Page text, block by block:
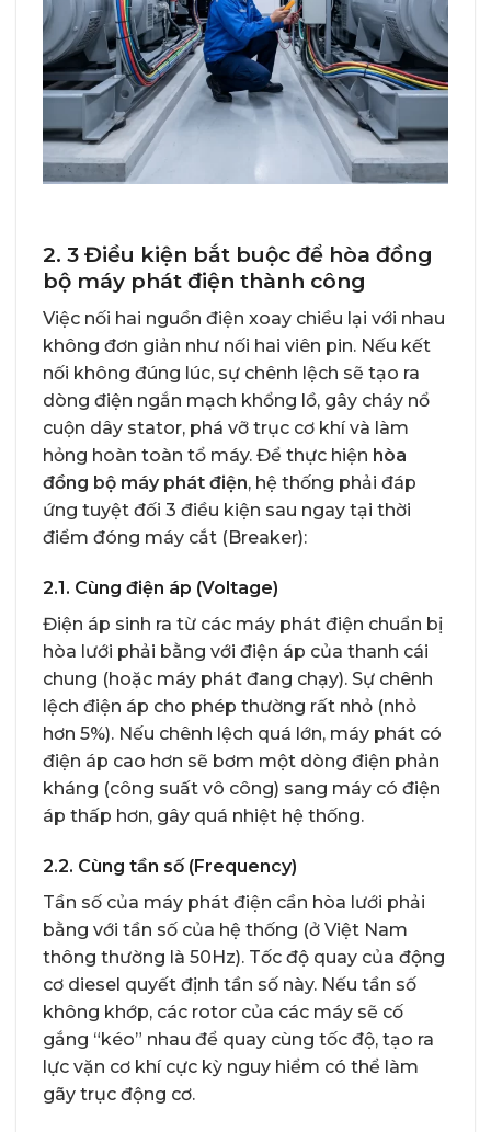
2. 3 Điều kiện bắt buộc để hòa đồng
bộ máy phát điện thành công
Việc nối hai nguồn điện xoay chiều lại với nhau
không đơn giản như nối hai viên pin. Nếu kết
nối không đúng lúc, sự chênh lệch sẽ tạo ra
dòng điện ngắn mạch khổng lồ, gây cháy nổ
cuộn dây stator, phá vỡ trục cơ khí và làm
hỏng hoàn toàn tổ máy. Để thực hiện hòa
đồng bộ máy phát điện, hệ thống phải đáp
ứng tuyệt đối 3 điều kiện sau ngay tại thời
điểm đóng máy cắt (Breaker):
2.1. Cùng điện áp (Voltage)
Điện áp sinh ra từ các máy phát điện chuẩn bị
hòa lưới phải bằng với điện áp của thanh cái
chung (hoặc máy phát đang chạy). Sự chênh
lệch điện áp cho phép thường rất nhỏ (nhỏ
hơn 5%). Nếu chênh lệch quá lớn, máy phát có
điện áp cao hơn sẽ bơm một dòng điện phản
kháng (công suất vô công) sang máy có điện
áp thấp hơn, gây quá nhiệt hệ thống.
2.2. Cùng tần số (Frequency)
Tần số của máy phát điện cần hòa lưới phải
bằng với tần số của hệ thống (ở Việt Nam
thông thường là 50Hz). Tốc độ quay của động
cơ diesel quyết định tần số này. Nếu tần số
không khớp, các rotor của các máy sẽ cố
gắng “kéo” nhau để quay cùng tốc độ, tạo ra
lực vặn cơ khí cực kỳ nguy hiểm có thể làm
gãy trục động cơ.